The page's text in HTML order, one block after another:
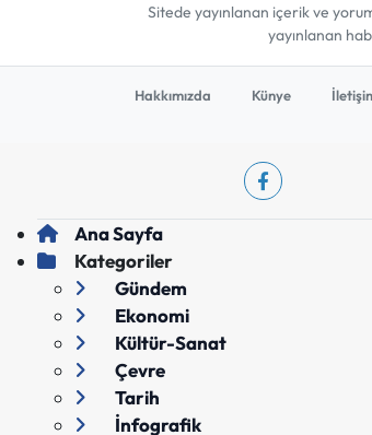
Sitede yayınlanan içerik ve
yayınlanan
Hakkımızda Künye
Ana Sayfa
Kategoriler
Gündem
Ekonomi
Kültür-Sanat
Çevre
Tarih
İnfografik